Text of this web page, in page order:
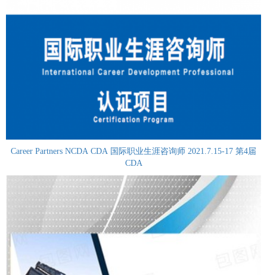
Career Partners NCDA CDA 国际职业生涯咨询师 2021.7.15-17 第4届
CDA